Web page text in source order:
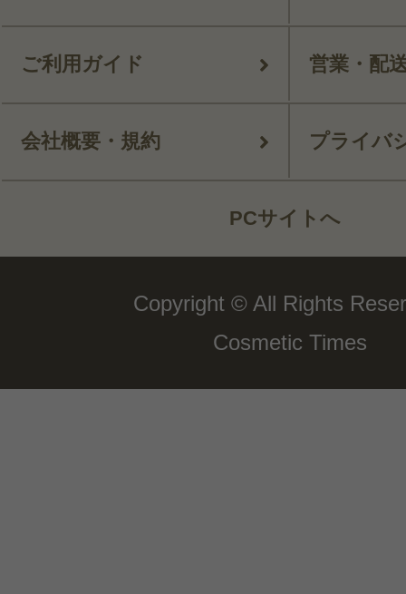
ご利用ガイド 営業・配
会社概要・規約 プライバ
PCサイトへ
Copyright © All Rights
Cosmetic Times